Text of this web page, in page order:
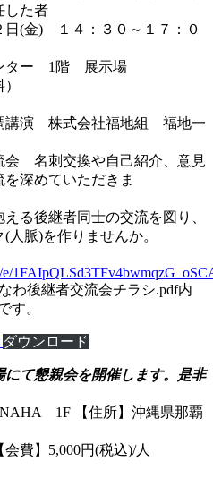
した者
日(金) １４：３０～１７：０
ター 1階 展示場
演 株式会社福地組 福地一
名刺交換や自己紹介、意見
深めていただきま
後継者同士の交流を図り、
脈)を作りませんか。
e/
わ後継者交流会チラシ.pdf内
す。
ダウンロード
にて懇親会を開催します。是非
NAHA 1F 【住所】沖縄県那覇
費】5,000円(税込)/人